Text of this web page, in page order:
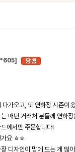
다가오고, 또 연하장 시즌이
매년 거래처 분들께 연하
에서만 주문합니다!
요 ㅎㅎ
디자인이 맘에 드는 게 많